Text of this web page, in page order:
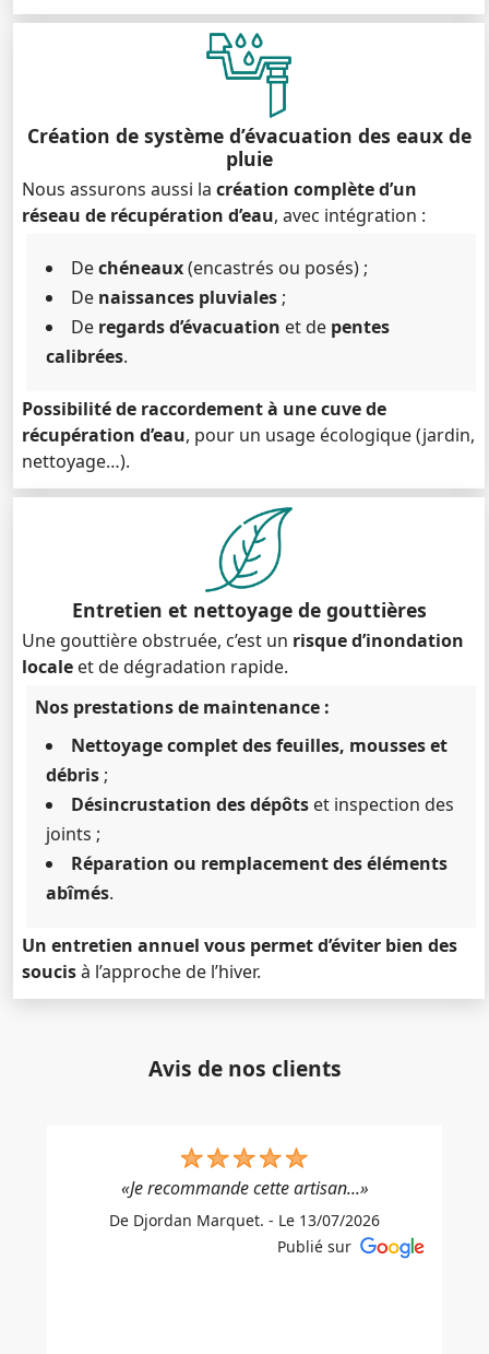
Création de système d’évacuation des eaux de
pluie
Nous assurons aussi la création complète d’un
réseau de récupération d’eau, avec intégration :
Dechéneaux(encastrés ou posés) ;
De naissances pluviales ;
De regards d’évacuation et de pentes
calibrées.
Possibilité de raccordement à une cuve de
récupération d’eau, pour un usage écologique (jardin,
nettoyage…).
Entretien et nettoyage de gouttières
Une gouttière obstruée, c’est un risque d’inondation
locale et de dégradation rapide.
Nos prestations de maintenance :
Nettoyage complet des feuilles, mousses et
débris ;
Désincrustation des dépôts et inspection des
joints ;
Réparation ou remplacement des éléments
abîmés.
Un entretien annuel vous permet d’éviter bien des
soucisà l’approche de l’hiver.
Avis de nos clients
«Je recommande cette artisan...»
De Djordan Marquet. - Le 13/07/2026
Publié sur